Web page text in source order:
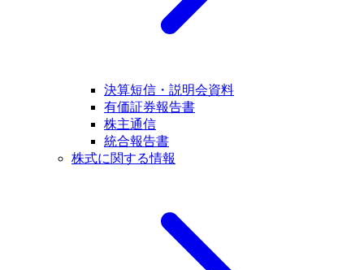
決算短信・説明会資料
有価証券報告書
株主通信
統合報告書
株式に関する情報